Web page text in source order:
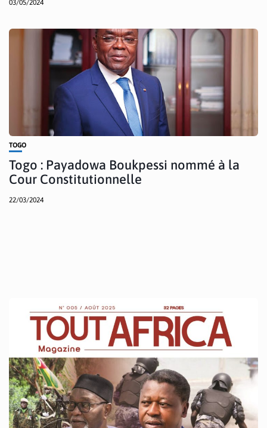
03/05/2024
TOGO
Togo : Payadowa Boukpessi nommé à la
Cour Constitutionnelle
22/03/2024